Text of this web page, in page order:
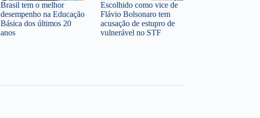
Brasil tem o melhor
desempenho na Educação
Básica dos últimos 20
anos
Escolhido como vice de
Flávio Bolsonaro tem
acusação de estupro de
vulnerável no STF